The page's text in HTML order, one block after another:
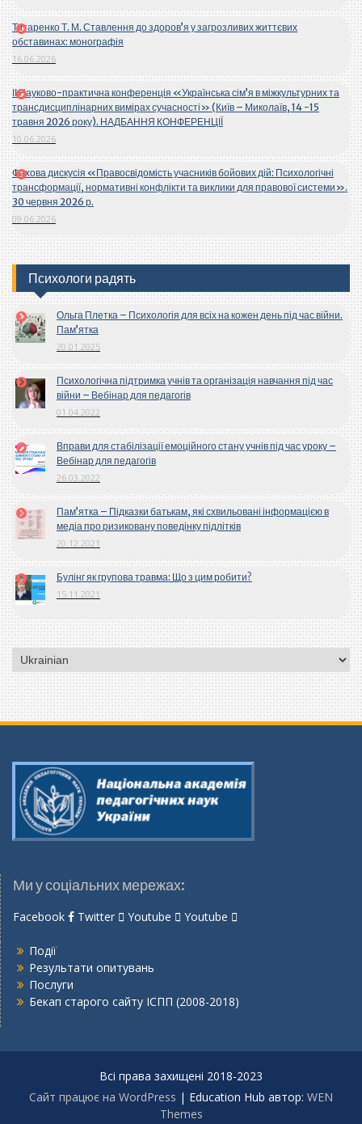
Титаренко Т. М. Ставлення до здоров’я у загрозливих життєвих
обставинах: монографія
16.06.2026
ІІ Науково-практична конференція «Українська сім’я в міжкультурних та
трансдисциплінарних вимірах сучасності» (Київ – Миколаїв, 14 -15
травня 2026 року). НАДБАННЯ КОНФЕРЕНЦІЇ
10.06.2026
Фахова дискусія «Правосвідомість учасників бойових дій: Психологічні
трансформації, нормативні конфлікти та виклики для правової системи».
30 червня 2026 р.
09.06.2026
Психологи радять
Ольга Плетка – Психологія для всіх на кожен день під час війни.
Пам’ятка
20.01.2025
Психологічна підтримка учнів та організація навчання під час
війни – Вебінар для педагогів
01.04.2022
Вправи для стабілізації емоційного стану учнів під час уроку –
Вебінар для педагогів
26.03.2022
Пам’ятка – Підказки батькам, які схвильовані інформацією в
медіа про ризиковану поведінку підлітків
20.12.2021
Булінг як групова травма: Що з цим робити?
15.11.2021
Вибрати
мову
Ми у соціальних мережах:
Facebook Twitter Youtube Youtube
Події
Результати опитувань
Послуги
Бекап старого сайту ІСПП (2008-2018)
Всі права захищені 2018-2023
Сайт працює на WordPress | Education Hub автор: WEN
Themes